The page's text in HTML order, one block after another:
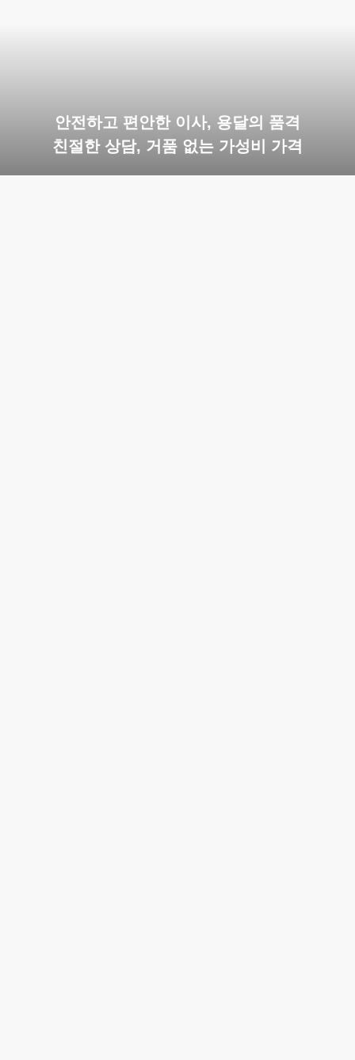
안전하고 편안한 이사, 용달의 품격
친절한 상담, 거품 없는 가성비 가격